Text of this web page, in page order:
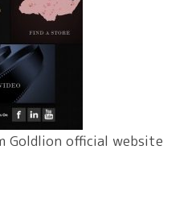
Goldlion official website